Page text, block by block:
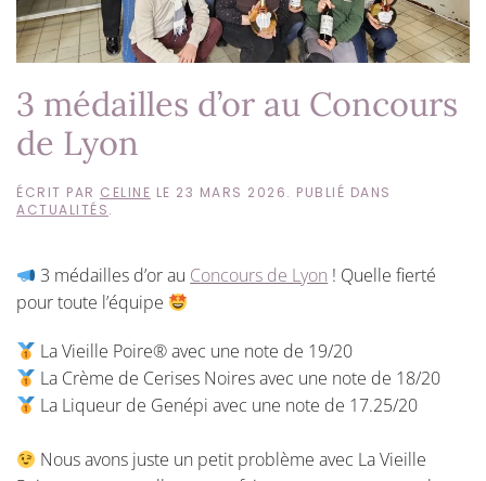
3 médailles d’or au Concours
de Lyon
ÉCRIT PAR CELINE LE 23 MARS 2026. PUBLIÉ DANS
ACTUALITÉS.
3 médailles d’or au Concours de Lyon ! Quelle fierté
pour toute l’équipe
La Vieille Poire® avec une note de 19/20
La Crème de Cerises Noires avec une note de 18/20
La Liqueur de Genépi avec une note de 17.25/20
Nous avons juste un petit problème avec La Vieille